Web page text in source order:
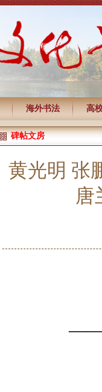
海外书法 高
碑帖文房
黄光明 张
唐
——